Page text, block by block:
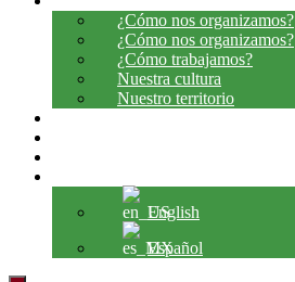
¿Cómo nos organizamos?
¿Cómo nos organizamos?
¿Cómo trabajamos?
Nuestra cultura
Nuestro territorio
English
Español